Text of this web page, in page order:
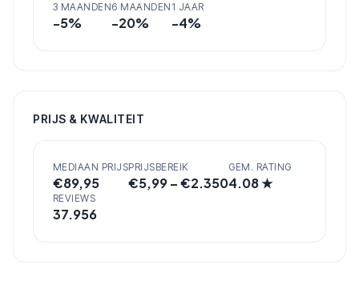
3 MAANDEN
-5%
6 MAANDEN
-20%
1 JAAR
-4%
PRIJS & KWALITEIT
MEDIAAN PRIJS
€89,95
PRIJSBEREIK
€5,99– €2.350
GEM. RATING
4.08★
REVIEWS
37.956